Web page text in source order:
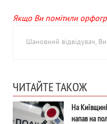
Якщо Ви помітили
Шановний відвідувач,
ЧИТАЙТЕ ТАКОЖ
На
напав на